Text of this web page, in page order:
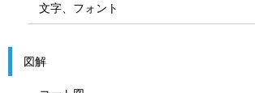
文字、フォント
図解